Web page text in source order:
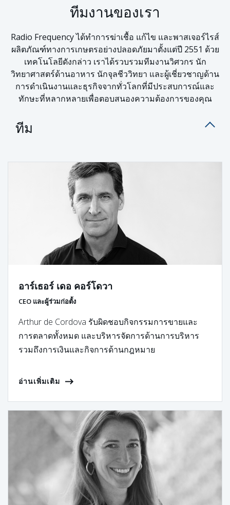
ทีมงานของเรา
Radio Frequency ได้ทำการฆ่าเชื้อ แก้ไข และพาสเจอร์ไรส์
ผลิตภัณฑ์ทางการเกษตรอย่างปลอดภัยมาตั้งแต่ปี 2551 ด้วย
เทคโนโลยีดังกล่าว เราได้รวบรวมทีมงานวิศวกร นัก
วิทยาศาสตร์ด้านอาหาร นักจุลชีววิทยา และผู้เชี่ยวชาญด้าน
การดำเนินงานและธุรกิจจากทั่วโลกที่มีประสบการณ์และ
ทักษะที่หลากหลายเพื่อตอบสนองความต้องการของคุณ
ทีม
อาร์เธอร์ เดอ คอร์โดวา
CEO และผู้ร่วมก่อตั้ง
Arthur de Cordova รับผิดชอบกิจกรรมการขายและ
การตลาดทั้งหมด และบริหารจัดการด้านการบริหาร
รวมถึงการเงินและกิจการด้านกฎหมาย
อ่านเพิ่มเติม